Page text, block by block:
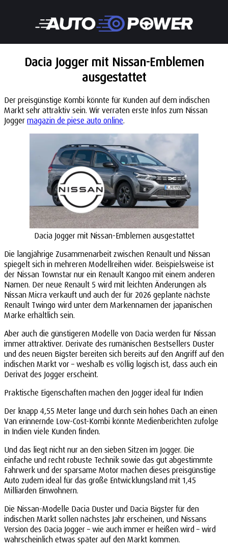
Dacia Jogger mit Nissan-Emblemen
ausgestattet
Der preisgünstige Kombi könnte für Kunden auf dem indischen
Markt sehr attraktiv sein. Wir verraten erste Infos zum Nissan
Jogger magazin de piese auto online.
Dacia Jogger mit Nissan-Emblemen ausgestattet
Die langjährige Zusammenarbeit zwischen Renault und Nissan
spiegelt sich in mehreren Modellreihen wider. Beispielsweise ist
der Nissan Townstar nur ein Renault Kangoo mit einem anderen
Namen. Der neue Renault 5 wird mit leichten Änderungen als
Nissan Micra verkauft und auch der für 2026 geplante nächste
Renault Twingo wird unter dem Markennamen der japanischen
Marke erhältlich sein.
Aber auch die günstigeren Modelle von Dacia werden für Nissan
immer attraktiver. Derivate des rumänischen Bestsellers Duster
und des neuen Bigster bereiten sich bereits auf den Angriff auf den
indischen Markt vor – weshalb es völlig logisch ist, dass auch ein
Derivat des Jogger erscheint.
Praktische Eigenschaften machen den Jogger ideal für Indien
Der knapp 4,55 Meter lange und durch sein hohes Dach an einen
Van erinnernde Low-Cost-Kombi könnte Medienberichten zufolge
in Indien viele Kunden finden.
Und das liegt nicht nur an den sieben Sitzen im Jogger. Die
einfache und recht robuste Technik sowie das gut abgestimmte
Fahrwerk und der sparsame Motor machen dieses preisgünstige
Auto zudem ideal für das große Entwicklungsland mit 1,45
Milliarden Einwohnern.
Die Nissan-Modelle Dacia Duster und Dacia Bigster für den
indischen Markt sollen nächstes Jahr erscheinen, und Nissans
Version des Dacia Jogger – wie auch immer er heißen wird – wird
wahrscheinlich etwas später auf den Markt kommen.